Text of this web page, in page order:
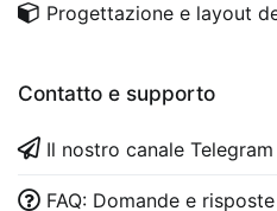
Progettazione e layout
Contatto e supporto
Il nostro canale Telegram
FAQ: Domande e risposte